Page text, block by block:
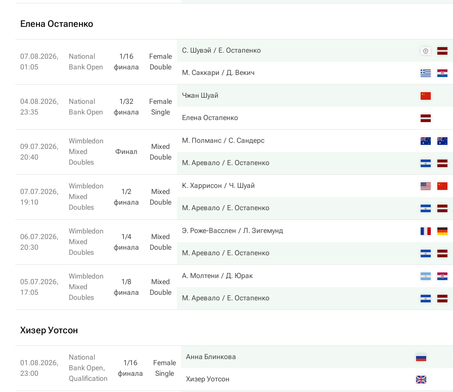
Елена Остапенко
07.08.2026,
01:05
National
Bank Open
1/16
финала
Female
Double
С. Шувэй Е. Остапенко
М. Саккари Д. Векич
04.08.2026,
23:35
National
Bank Open
1/32
финала
Female
Single
Чжан Шуай
Елена Остапенко
09.07.2026,
20:40
Wimbledon
Mixed
Doubles
Финал
Mixed
Double
М. Полманс С. Сандерс
М. Аревало Е. Остапенко
07.07.2026,
19:10
Wimbledon
Mixed
Doubles
1/2
финала
Mixed
Double
К. Харрисон Ч. Шуай
М. Аревало Е. Остапенко
06.07.2026,
20:30
Wimbledon
Mixed
Doubles
1/4
финала
Mixed
Double
Э. Роже-Васслен Л. Зигемунд
М. Аревало Е. Остапенко
05.07.2026,
17:05
Wimbledon
Mixed
Doubles
1/8
финала
Mixed
Double
А. Молтени Д. Юрак
М. Аревало Е. Остапенко
Хизер Уотсон
01.08.2026,
23:00
National
Bank Open,
Qualification
1/16
финала
Female
Single
Анна Блинкова
Хизер Уотсон